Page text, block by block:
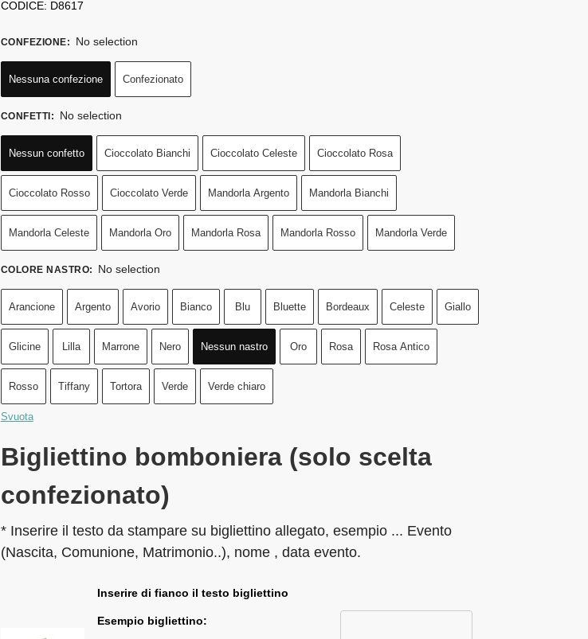
CODICE: D8617
CONFEZIONE: No selection
Nessuna confezione Confezionato
CONFETTI: No selection
Nessun confetto Cioccolato Bianchi Cioccolato Celeste Cioccolato Rosa
Cioccolato Rosso Cioccolato Verde Mandorla Argento Mandorla Bianchi
Mandorla Celeste Mandorla Oro Mandorla Rosa Mandorla Rosso Mandorla Verde
COLORE NASTRO: No selection
Arancione Argento Avorio Bianco Blu Bluette Bordeaux Celeste Giallo
Glicine Lilla Marrone Nero Nessun nastro Oro Rosa Rosa Antico
Rosso Tiffany Tortora Verde Verde chiaro
Svuota
Bigliettino bomboniera (solo scelta
confezionato)
* Inserire il testo da stampare su bigliettino allegato, esempio ... Evento
(Nascita, Comunione, Matrimonio..), nome , data evento.
Inserire di fianco il testo bigliettino
Esempio bigliettino: